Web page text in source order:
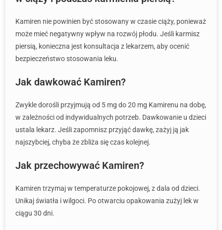
Kamiren nie powinien być stosowany w czasie ciąży, ponieważ
może mieć negatywny wpływ na rozwój płodu. Jeśli karmisz
piersią, konieczna jest konsultacja z lekarzem, aby ocenić
bezpieczeństwo stosowania leku.
Jak dawkować Kamiren?
Zwykle dorośli przyjmują od 5 mg do 20 mg Kamirenu na dobę,
w zależności od indywidualnych potrzeb. Dawkowanie u dzieci
ustala lekarz. Jeśli zapomnisz przyjąć dawkę, zażyj ją jak
najszybciej, chyba że zbliża się czas kolejnej.
Jak przechowywać Kamiren?
Kamiren trzymaj w temperaturze pokojowej, z dala od dzieci.
Unikaj światła i wilgoci. Po otwarciu opakowania zużyj lek w
ciągu 30 dni.